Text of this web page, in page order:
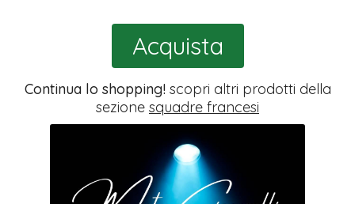
Acquista
Continua lo shopping!scopri altri prodotti della
sezione squadre francesi